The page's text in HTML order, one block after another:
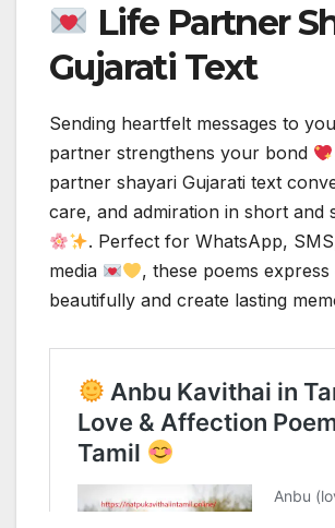
Life Partner
Gujarati Text
Sending heartfelt messages to
partner strengthens your bond
partner shayari Gujarati text
care, and admiration in short and
. Perfect for WhatsApp,
media
, these poems express
beautifully and create lasting